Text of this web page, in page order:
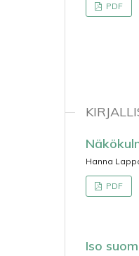
PDF
Hanna
PDF
Iso